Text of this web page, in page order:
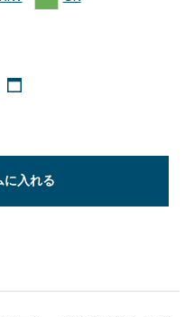
に入れる